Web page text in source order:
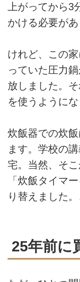
上がってから
かける必要があ
けれど、この
っていた圧力
放しました。
を使うようにな
炊飯器での炊
ます。学校の
宅。当然、そ
「炊飯タイマ
り替えました
25年前に